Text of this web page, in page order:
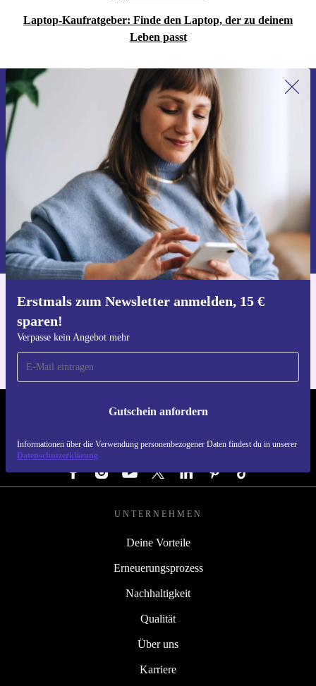
Laptop-Kaufratgeber: Finde den Laptop, der zu deinem
Leben passt
Erstmals zum Newsletter anmelden, 15 €
sparen!
Verpasse kein Angebot mehr
Gutschein anfordern
Informationen über die Verwendung personenbezogener Daten findest du in unserer
Datenschutzerklärung
Erstmals zum Newsletter anmelden,
15 € sparen!
Verpasse kein Angebot mehr.
Gutschein anfordern
Informationen über die Verwendung personenbezogener Daten findest
du in unserer
Datenschutzerklärung.
Hol dir die refurbed-App
REFURBED ÖSTERREICH - RETHINK NEW.
FOLGE UNS
UNTERNEHMEN
Deine Vorteile
Erneuerungsprozess
Nachhaltigkeit
Qualität
Über uns
Karriere